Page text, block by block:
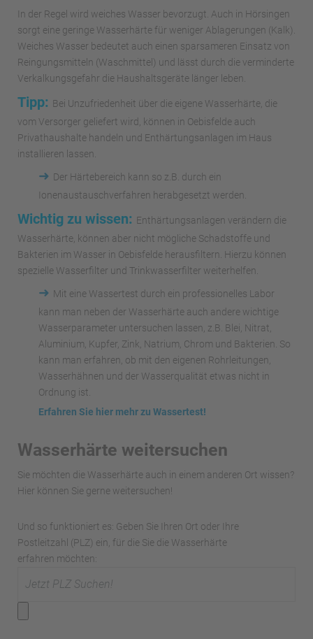
In der Regel wird weiches Wasser bevorzugt. Auch in Hörsingen
sorgt eine geringe Wasserhärte für weniger Ablagerungen (Kalk).
Weiches Wasser bedeutet auch einen sparsameren Einsatz von
Reingungsmitteln (Waschmittel) und lässt durch die verminderte
Verkalkungsgefahr die Haushaltsgeräte länger leben.
Tipp: Bei Unzufriedenheit über die eigene Wasserhärte, die
vom Versorger geliefert wird, können in Oebisfelde auch
Privathaushalte handeln und Enthärtungsanlagen im Haus
installieren lassen.
➜ Der Härtebereich kann so z.B. durch ein
Ionenaustauschverfahren herabgesetzt werden.
Wichtig zu wissen: Enthärtungsanlagen verändern die
Wasserhärte, können aber nicht mögliche Schadstoffe und
Bakterien im Wasser in Oebisfelde herausfiltern. Hierzu können
spezielle Wasserfilter und Trinkwasserfilter weiterhelfen.
➜ Mit eine Wassertest durch ein professionelles Labor
kann man neben der Wasserhärte auch andere wichtige
Wasserparameter untersuchen lassen, z.B. Blei, Nitrat,
Aluminium, Kupfer, Zink, Natrium, Chrom und Bakterien. So
kann man erfahren, ob mit den eigenen Rohrleitungen,
Wasserhähnen und der Wasserqualität etwas nicht in
Ordnung ist.
Erfahren Sie hier mehr zu Wassertest!
Wasserhärte weitersuchen
Sie möchten die Wasserhärte auch in einem anderen Ort wissen?
Hier können Sie gerne weitersuchen!
Und so funktioniert es: Geben Sie Ihren Ort oder Ihre
Postleitzahl (PLZ) ein, für die Sie die Wasserhärte
erfahren möchten: